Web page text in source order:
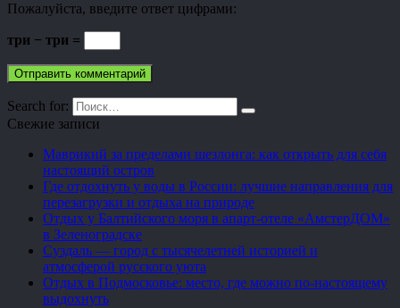
Пожалуйста, введите ответ цифрами:
три − три =
Search for:
Свежие записи
Маврикий за пределами шезлонга: как открыть для себя
настоящий остров
Где отдохнуть у воды в России: лучшие направления для
перезагрузки и отдыха на природе
Отдых у Балтийского моря в апарт-отеле «АмстерДОМ»
в Зеленоградске
Суздаль — город с тысячелетней историей и
атмосферой русского уюта
Отдых в Подмосковье: место, где можно по-настоящему
выдохнуть